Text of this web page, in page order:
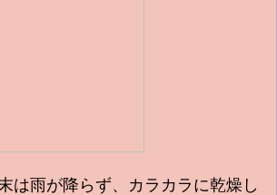
は雨が降らず、カラカラに乾燥し